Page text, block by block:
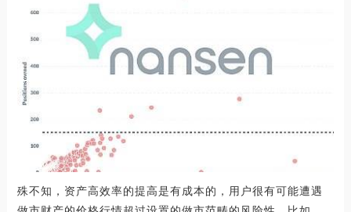
殊不知，资产高效率的提高是有成本的，用户很有可能遭遇